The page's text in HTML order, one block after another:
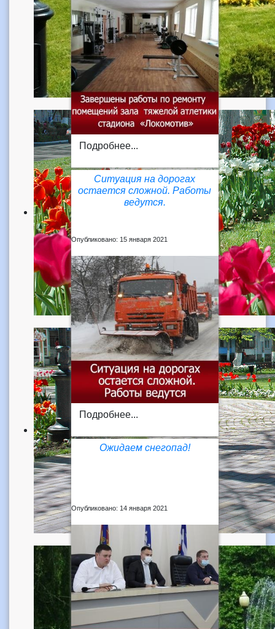
Подробнее...
Ситуация на дорогах
остается сложной. Работы
ведутся.
Опубликовано: 15 января 2021
Подробнее...
Ожидаем снегопад!
Опубликовано: 14 января 2021